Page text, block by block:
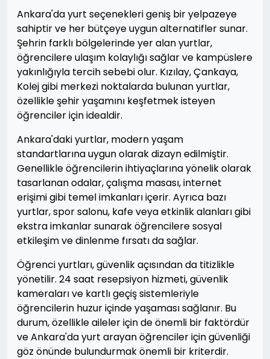
Ankara'da yurt seçenekleri geniş bir yelpazeye
sahiptir ve her bütçeye uygun alternatifler sunar.
Şehrin farklı bölgelerinde yer alan yurtlar,
öğrencilere ulaşım kolaylığı sağlar ve kampüslere
yakınlığıyla tercih sebebi olur. Kızılay, Çankaya,
Kolej gibi merkezi noktalarda bulunan yurtlar,
özellikle şehir yaşamını keşfetmek isteyen
öğrenciler için idealdir.
Ankara'daki yurtlar, modern yaşam
standartlarına uygun olarak dizayn edilmiştir.
Genellikle öğrencilerin ihtiyaçlarına yönelik olarak
tasarlanan odalar, çalışma masası, internet
erişimi gibi temel imkanları içerir. Ayrıca bazı
yurtlar, spor salonu, kafe veya etkinlik alanları gibi
ekstra imkanlar sunarak öğrencilere sosyal
etkileşim ve dinlenme fırsatı da sağlar.
Öğrenci yurtları, güvenlik açısından da titizlikle
yönetilir. 24 saat resepsiyon hizmeti, güvenlik
kameraları ve kartlı geçiş sistemleriyle
öğrencilerin huzur içinde yaşaması sağlanır. Bu
durum, özellikle aileler için de önemli bir faktördür
ve Ankara'da yurt arayan öğrenciler için güvenliği
göz önünde bulundurmak önemli bir kriterdir.